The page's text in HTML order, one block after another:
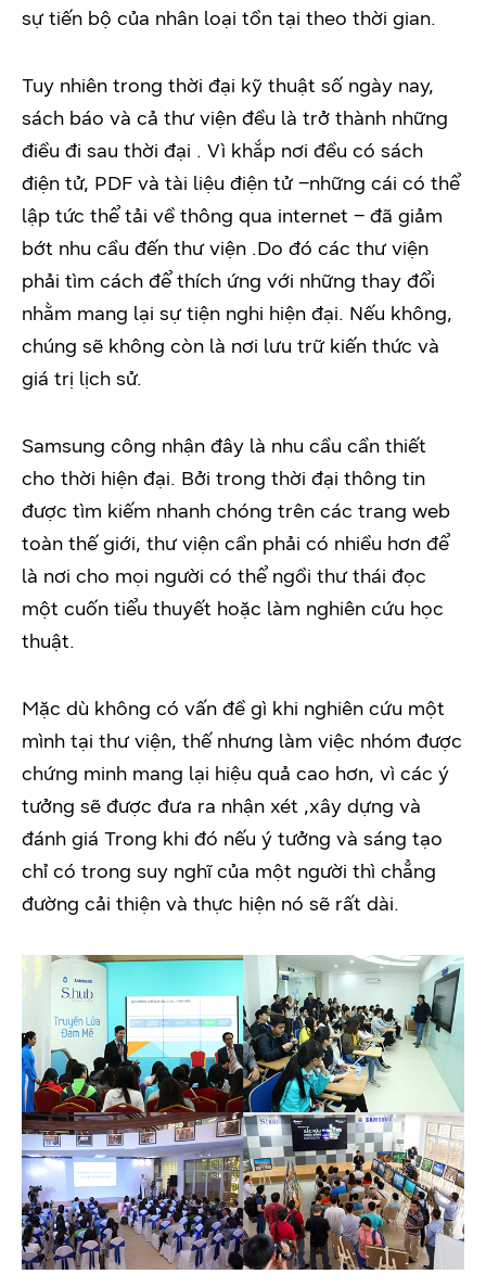
sự tiến bộ của nhân loại tồn tại theo thời gian.
Tuy nhiên trong thời đại kỹ thuật số ngày nay,
sách báo và cả thư viện đều là trở thành những
điều đi sau thời đại . Vì khắp nơi đều có sách
điện tử, PDF và tài liệu điện tử –những cái có thể
lập tức thể tải về thông qua internet – đã giảm
bớt nhu cầu đến thư viện .Do đó các thư viện
phải tìm cách để thích ứng với những thay đổi
nhằm mang lại sự tiện nghi hiện đại. Nếu không,
chúng sẽ không còn là nơi lưu trữ kiến thức và
giá trị lịch sử.
Samsung công nhận đây là nhu cầu cần thiết
cho thời hiện đại. Bởi trong thời đại thông tin
được tìm kiếm nhanh chóng trên các trang web
toàn thế giới, thư viện cần phải có nhiều hơn để
là nơi cho mọi người có thể ngồi thư thái đọc
một cuốn tiểu thuyết hoặc làm nghiên cứu học
thuật.
Mặc dù không có vấn đề gì khi nghiên cứu một
mình tại thư viện, thế nhưng làm việc nhóm được
chứng minh mang lại hiệu quả cao hơn, vì các ý
tưởng sẽ được đưa ra nhận xét ,xây dựng và
đánh giá Trong khi đó nếu ý tưởng và sáng tạo
chỉ có trong suy nghĩ của một người thì chẳng
đường cải thiện và thực hiện nó sẽ rất dài.